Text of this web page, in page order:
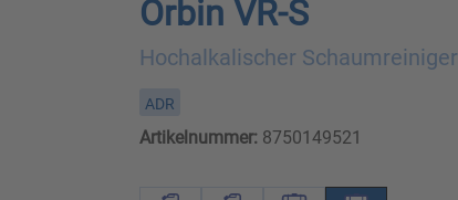
Orbin VR-S
Hochalkalischer Schaumreiniger
ADR
Artikelnummer:8750149521